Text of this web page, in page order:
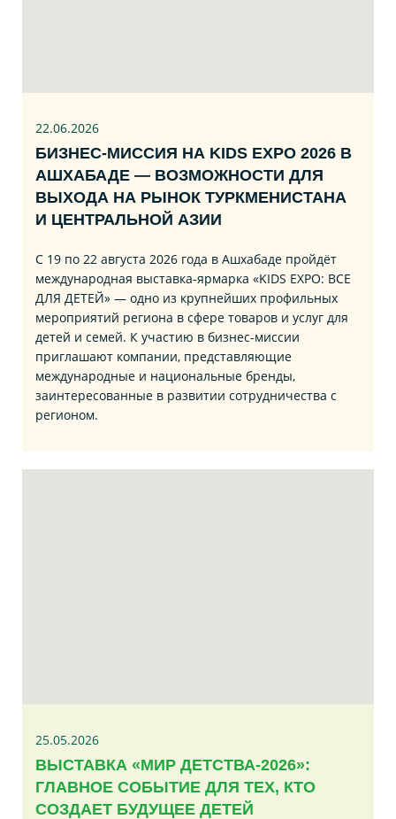
22.06.2026
БИЗНЕС‑МИССИЯ НА KIDS EXPO 2026 В
АШХАБАДЕ — ВОЗМОЖНОСТИ ДЛЯ
ВЫХОДА НА РЫНОК ТУРКМЕНИСТАНА
И ЦЕНТРАЛЬНОЙ АЗИИ
С 19 по 22 августа 2026 года в Ашхабаде пройдёт
международная выставка‑ярмарка «KIDS EXPO: ВСЕ
ДЛЯ ДЕТЕЙ» — одно из крупнейших профильных
мероприятий региона в сфере товаров и услуг для
детей и семей. К участию в бизнес‑миссии
приглашают компании, представляющие
международные и национальные бренды,
заинтересованные в развитии сотрудничества с
регионом.
25.05.2026
ВЫСТАВКА «МИР ДЕТСТВА-2026»:
ГЛАВНОЕ СОБЫТИЕ ДЛЯ ТЕХ, КТО
СОЗДАЕТ БУДУЩЕЕ ДЕТЕЙ